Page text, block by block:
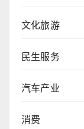
文化旅游
民生服务
汽车产业
消费